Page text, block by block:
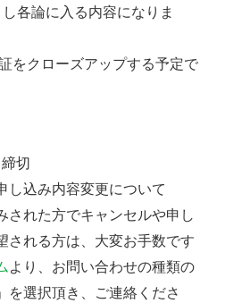
各論に入る内容になりま
をクローズアップする予定で
切
し込み内容変更について
された方でキャンセルや申し
される方は、大変お手数です
より、お問い合わせの種類の
を選択頂き、ご連絡くださ